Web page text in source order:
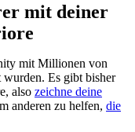
mit deiner
mit Millionen von
wurden. Es gibt bisher
also zeichne deine
anderen zu helfen, die